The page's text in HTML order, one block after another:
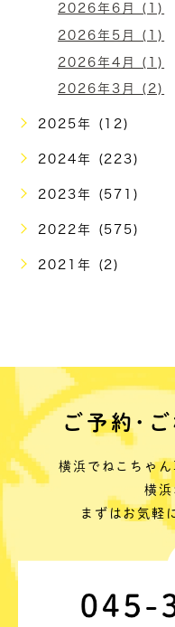
2026年6月 (1)
2026年5月 (1)
2026年4月 (1)
2026年3月 (2)
2025年 (12)
2024年 (223)
2023年 (571)
2022年 (575)
2021年 (2)
ご予約･
横浜でねこちゃ
横浜
まずはお気軽